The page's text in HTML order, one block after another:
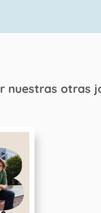
nuestras otras